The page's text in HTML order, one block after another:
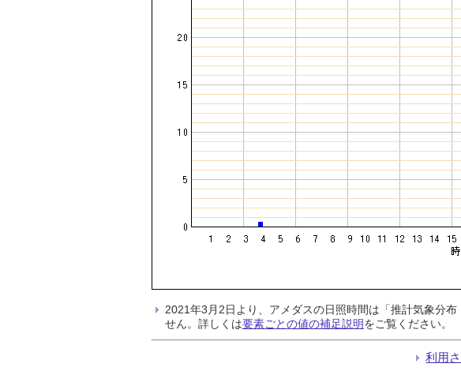
2021年3月2日より、アメダスの日照時間は「推計気象分
せん。詳しくは要素ごとの値の補足説明をご覧ください。
利用